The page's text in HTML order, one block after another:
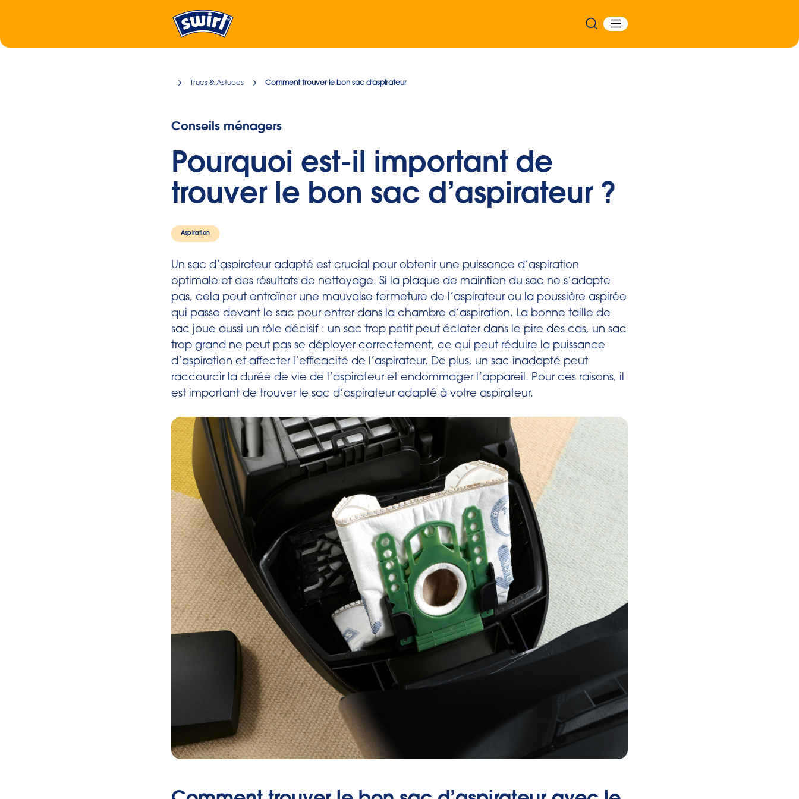
Trucs & Astuces Comment trouver le bon sac d'aspirateur
Conseils ménagers
Pourquoi est-il important de
trouver le bon sac d’aspirateur ?
Aspiration
Un sac d’aspirateur adapté est crucial pour obtenir une puissance d’aspiration
optimale et des résultats de nettoyage. Si la plaque de maintien du sac ne s’adapte
pas, cela peut entraîner une mauvaise fermeture de l’aspirateur ou la poussière aspirée
qui passe devant le sac pour entrer dans la chambre d’aspiration. La bonne taille de
sac joue aussi un rôle décisif : un sac trop petit peut éclater dans le pire des cas, un sac
trop grand ne peut pas se déployer correctement, ce qui peut réduire la puissance
d’aspiration et affecter l’efficacité de l’aspirateur. De plus, un sac inadapté peut
raccourcir la durée de vie de l’aspirateur et endommager l’appareil. Pour ces raisons, il
est important de trouver le sac d’aspirateur adapté à votre aspirateur.